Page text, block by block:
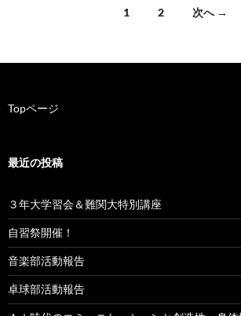
稿
ゲ
シ
ョ
ン
1 2 次へ →
Topページ
最近の投稿
３年大学習会＆難関大特別講座
自習祭開催！
音楽部活動報告
卓球部活動報告